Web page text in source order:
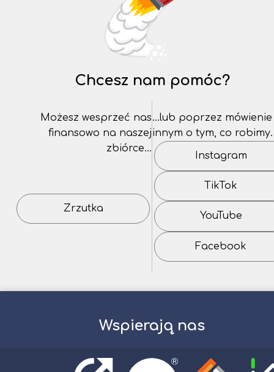
Chcesz nam pomóc?
Możesz wesprzeć nas
finansowo na naszej
zbiórce…
Zrzutka
…lub poprzez mówienie
innym o tym, co robimy.
Instagram
TikTok
YouTube
Facebook
Wspierają nas